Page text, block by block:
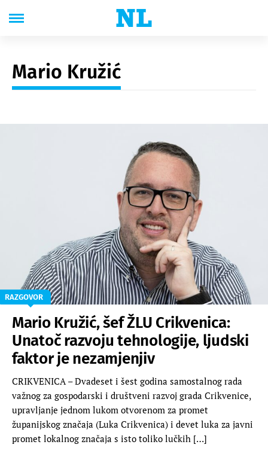
Mario Kružić
RAZGOVOR
Mario Kružić, šef ŽLU Crikvenica:
Unatoč razvoju tehnologije, ljudski
faktor je nezamjenjiv
CRIKVENICA – Dvadeset i šest godina samostalnog rada
važnog za gospodarski i društveni razvoj grada Crikvenice,
upravljanje jednom lukom otvorenom za promet
županijskog značaja (Luka Crikvenica) i devet luka za javni
promet lokalnog značaja s isto toliko lučkih […]